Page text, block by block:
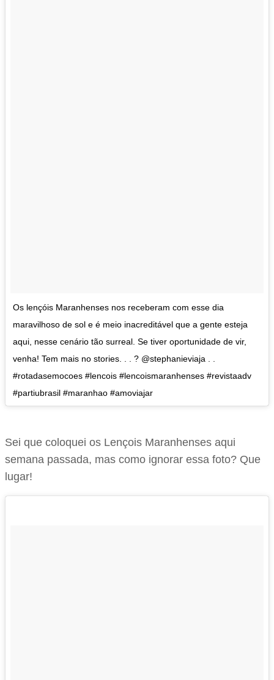
Os lençóis Maranhenses nos receberam com esse dia
maravilhoso de sol e é meio inacreditável que a gente esteja
aqui, nesse cenário tão surreal. Se tiver oportunidade de vir,
venha! Tem mais no stories. . . ? @stephanieviaja . .
#rotadasemocoes #lencois #lencoismaranhenses #revistaadv
#partiubrasil #maranhao #amoviajar
Sei que coloquei os Lençois Maranhenses aqui
semana passada, mas como ignorar essa foto? Que
lugar!